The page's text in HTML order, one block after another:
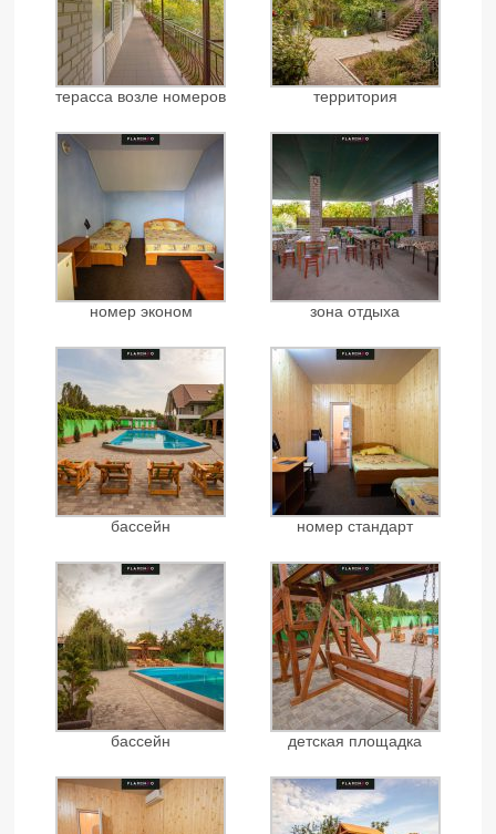
терасса возле номеров территория
номер эконом зона отдыха
бассейн номер стандарт
бассейн детская площадка